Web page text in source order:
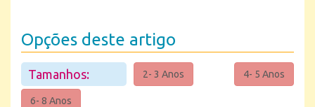
Opções deste artigo
Tamanhos: 2- 3 Anos 4- 5 Anos
6- 8 Anos